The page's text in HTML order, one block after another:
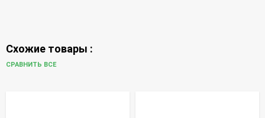
Схожие товары :
СРАВНИТЬ ВСЕ